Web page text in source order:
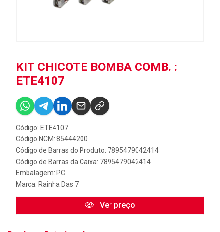
KIT CHICOTE BOMBA COMB. :
ETE4107
Código: ETE4107
Código NCM: 85444200
Código de Barras do Produto: 7895479042414
Código de Barras da Caixa: 7895479042414
Embalagem: PC
Marca: Rainha Das 7
Ver preço